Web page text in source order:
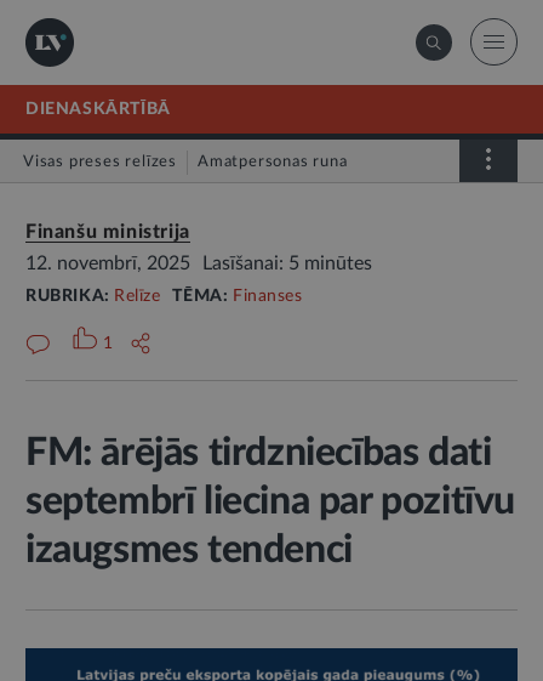
DIENASKĀRTĪBĀ
Visas preses relīzes Amatpersonas runa
Finanšu ministrija
12. novembrī, 2025
Lasīšanai: 5 minūtes
RUBRIKA: Relīze TĒMA: Finanses
1
FM: ārējās tirdzniecības dati
septembrī liecina par pozitīvu
izaugsmes tendenci